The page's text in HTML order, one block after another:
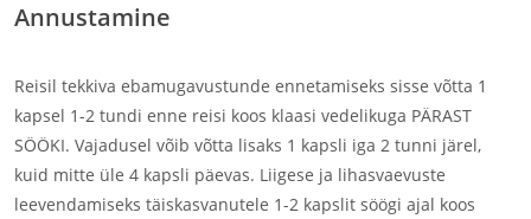
Annustamine
Reisil tekkiva ebamugavustunde ennetamiseks sisse võtta 1
kapsel 1-2 tundi enne reisi koos klaasi vedelikuga PÄRAST
SÖÖKI. Vajadusel võib võtta lisaks 1 kapsli iga 2 tunni järel,
kuid mitte üle 4 kapsli päevas. Liigese ja lihasvaevuste
leevendamiseks täiskasvanutele 1-2 kapslit söögi ajal koos